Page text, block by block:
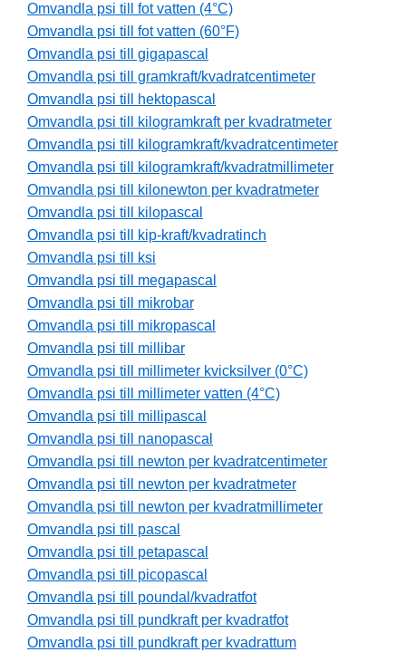
Omvandla psi till fot vatten (4°C)
Omvandla psi till fot vatten (60°F)
Omvandla psi till gigapascal
Omvandla psi till gramkraft/kvadratcentimeter
Omvandla psi till hektopascal
Omvandla psi till kilogramkraft per kvadratmeter
Omvandla psi till kilogramkraft/kvadratcentimeter
Omvandla psi till kilogramkraft/kvadratmillimeter
Omvandla psi till kilonewton per kvadratmeter
Omvandla psi till kilopascal
Omvandla psi till kip-kraft/kvadratinch
Omvandla psi till ksi
Omvandla psi till megapascal
Omvandla psi till mikrobar
Omvandla psi till mikropascal
Omvandla psi till millibar
Omvandla psi till millimeter kvicksilver (0°C)
Omvandla psi till millimeter vatten (4°C)
Omvandla psi till millipascal
Omvandla psi till nanopascal
Omvandla psi till newton per kvadratcentimeter
Omvandla psi till newton per kvadratmeter
Omvandla psi till newton per kvadratmillimeter
Omvandla psi till pascal
Omvandla psi till petapascal
Omvandla psi till picopascal
Omvandla psi till poundal/kvadratfot
Omvandla psi till pundkraft per kvadratfot
Omvandla psi till pundkraft per kvadrattum